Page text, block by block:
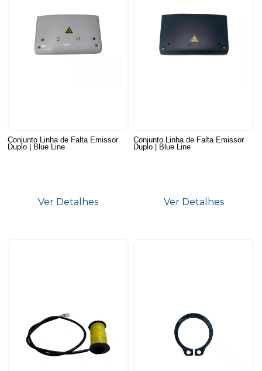
Conjunto Linha de Falta Emissor
Duplo | Blue Line
Ver Detalhes
Conjunto Linha de Falta Emissor
Duplo | Blue Line
Ver Detalhes